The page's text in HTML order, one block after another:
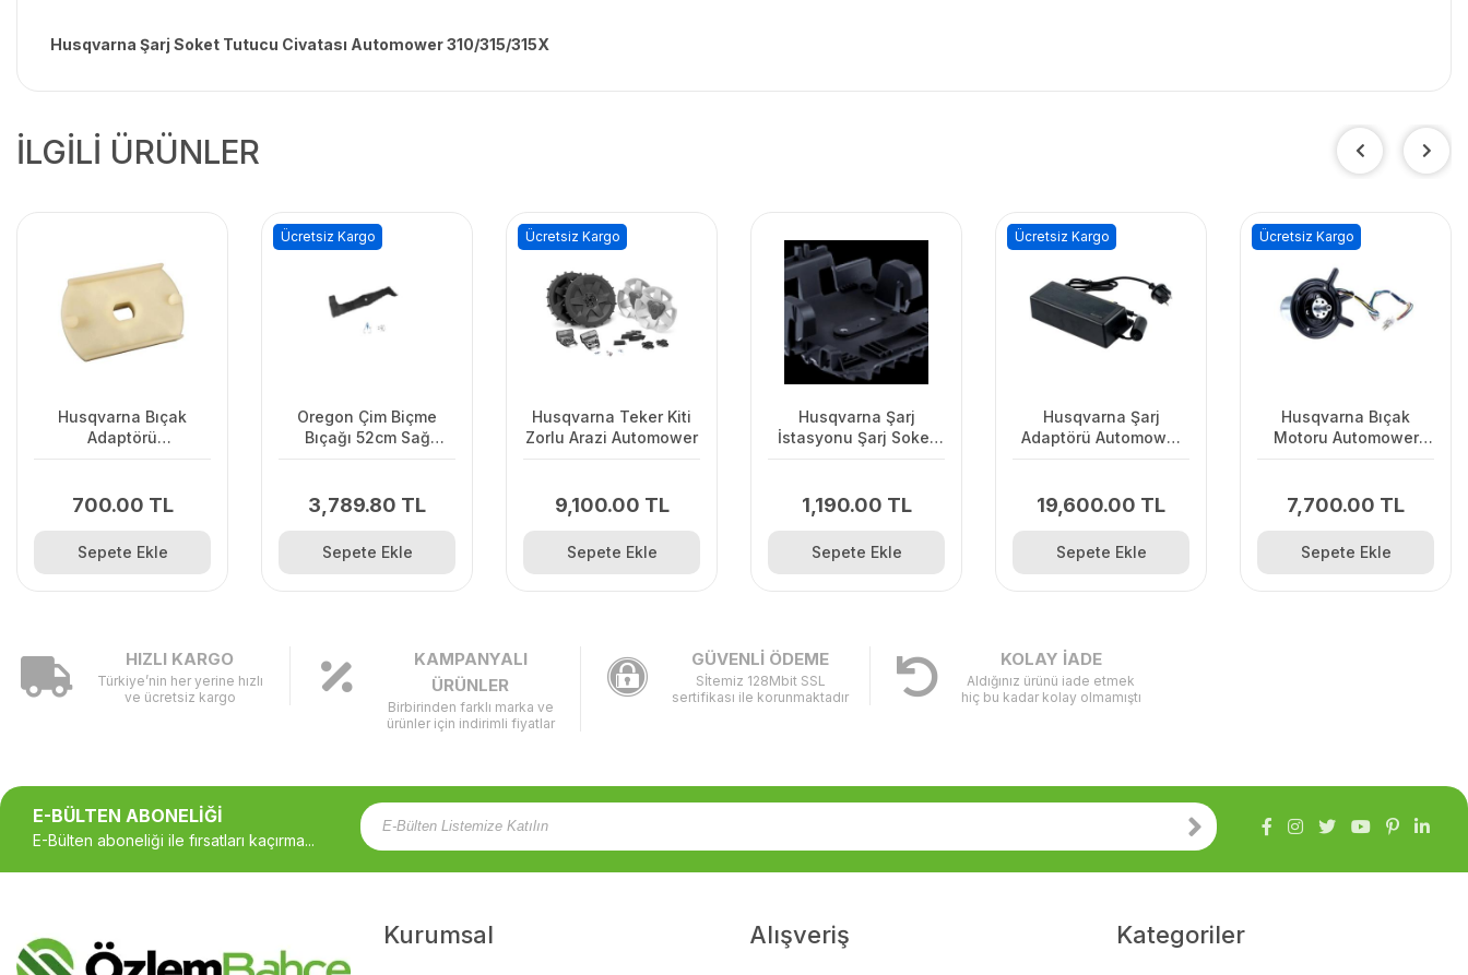
Husqvarna Şarj Soket Tutucu Civatası Automower 310/315/315X
İLGİLİ ÜRÜNLER
Husqvarna Bıçak
Adaptörü
700.00 TL
Sepete Ekle
Oregon Çim Biçme
Bıçağı 52cm Sağ
3,789.80 TL
Ücretsiz Kargo
Sepete Ekle
Husqvarna Teker Kiti
Zorlu Arazi Automower
9,100.00 TL
Ücretsiz Kargo
Sepete Ekle
Husqvarna Şarj
İstasyonu Şarj Soket
1,190.00 TL
Sepete Ekle
Husqvarna Şarj
Adaptörü Automower
19,600.00 TL
Ücretsiz Kargo
Sepete Ekle
Husqvarna Bıçak
Motoru Automower
7,700.00 TL
Ücretsiz Kargo
Sepete Ekle
HIZLI KARGO
Türkiye’nin her yerine hızlı
ve ücretsiz kargo
KAMPANYALI
ÜRÜNLER
Birbirinden farklı marka ve
ürünler için indirimli fiyatlar
GÜVENLİ ÖDEME
Sİtemiz 128Mbit SSL
sertifikası ile korunmaktadır
KOLAY İADE
Aldığınız ürünü iade etmek
hiç bu kadar kolay olmamıştı
E-BÜLTEN ABONELİĞİ
E-Bülten aboneliği ile fırsatları kaçırma...
Kurumsal Alışveriş Kategoriler